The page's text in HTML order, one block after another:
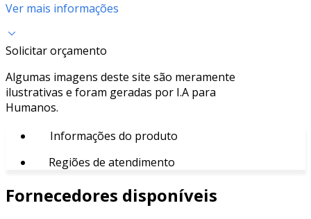
Ver mais informações
Solicitar orçamento
Algumas imagens deste site são meramente
ilustrativas e foram geradas por I.A para
Humanos.
Informações do produto
Regiões de atendimento
Fornecedores disponíveis